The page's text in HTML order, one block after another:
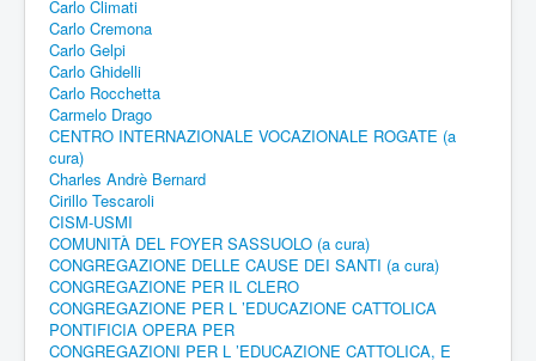
Carlo Climati
Carlo Cremona
Carlo Gelpi
Carlo Ghidelli
Carlo Rocchetta
Carmelo Drago
CENTRO INTERNAZIONALE VOCAZIONALE ROGATE (a
cura)
Charles Andrè Bernard
Cirillo Tescaroli
CISM-USMI
COMUNITÀ DEL FOYER SASSUOLO (a cura)
CONGREGAZIONE DELLE CAUSE DEI SANTI (a cura)
CONGREGAZIONE PER IL CLERO
CONGREGAZIONE PER L ’EDUCAZIONE CATTOLICA
PONTIFICIA OPERA PER
CONGREGAZIONI PER L ’EDUCAZIONE CATTOLICA, E